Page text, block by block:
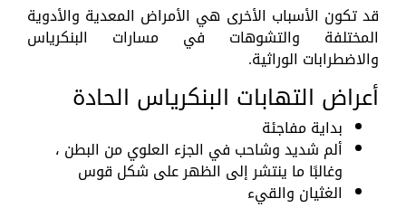
قد تكون الأسباب الأخرى هي الأمراض المعدية والأدوية
المختلفة والتشوهات في مسارات البنكرياس
والاضطرابات الوراثية.
أعراض التهابات البنكرياس الحادة
بداية مفاجئة
ألم شديد وشاحب في الجزء العلوي من البطن ،
وغالبًا ما ينتشر إلى الظهر على شكل قوس
الغثيان والقيء